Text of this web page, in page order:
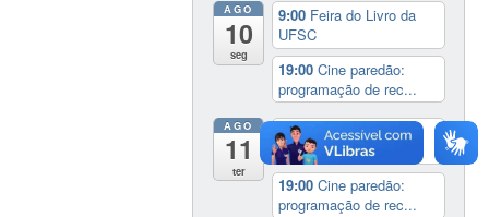
AGO
10
seg
9:00 Feira do Livro da
UFSC
19:00Cine paredão:
programação de rec...
AGO
11
ter
9:00
Feira do Livro da
UFSC
19:00Cine paredão:
programação de rec...